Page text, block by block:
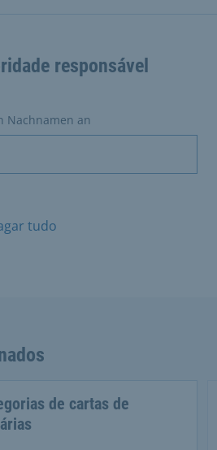
responsável
Nachnamen an
tudo
de cartas de